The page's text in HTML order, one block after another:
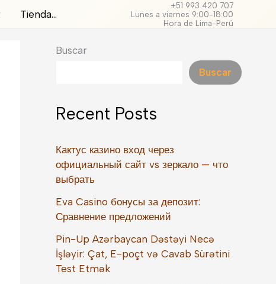
Tienda…
+51 993 420 707
Lunes a viernes 9:00-18:00
Hora de Lima-Perú
Buscar
Buscar
Recent Posts
Кактус казино вход через
официальный сайт vs зеркало — что
выбрать
Eva Casino бонусы за депозит:
Сравнение предложений
Pin-Up Azərbaycan Dəstəyi Necə
İşləyir: Çat, E-poçt və Cavab Sürətini
Test Etmək